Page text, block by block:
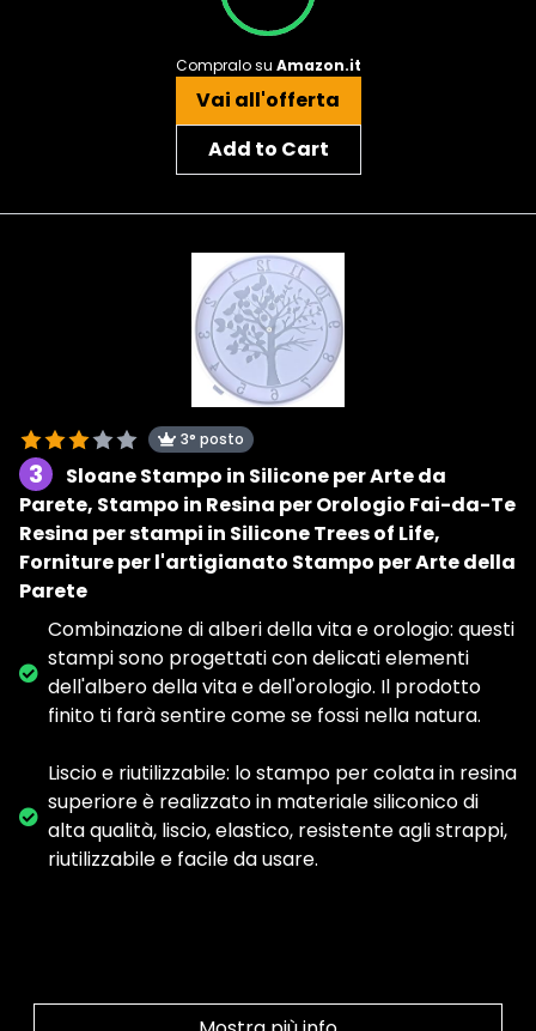
Compralo su Amazon.it
Vai all'offerta
Add to Cart
3° posto
3
Sloane Stampo in Silicone per Arte da
Parete, Stampo in Resina per Orologio Fai-da-Te
Resina per stampi in Silicone Trees of Life,
Forniture per l'artigianato Stampo per Arte della
Parete
Combinazione di alberi della vita e orologio: questi
stampi sono progettati con delicati elementi
dell'albero della vita e dell'orologio. Il prodotto
finito ti farà sentire come se fossi nella natura.
Liscio e riutilizzabile: lo stampo per colata in resina
superiore è realizzato in materiale siliconico di
alta qualità, liscio, elastico, resistente agli strappi,
riutilizzabile e facile da usare.